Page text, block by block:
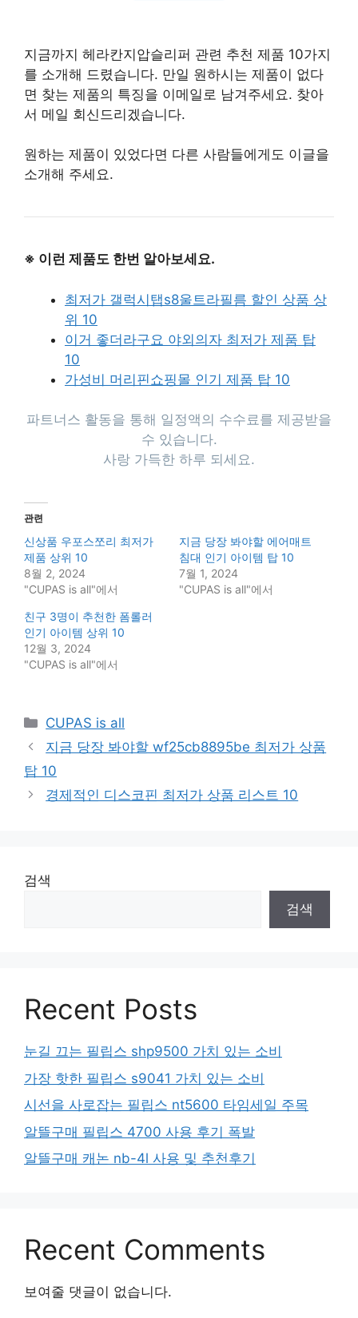
지금까지 헤라칸지압슬리퍼 관련 추천 제품 10가지
를 소개해 드렸습니다. 만일 원하시는 제품이 없다
면 찾는 제품의 특징을 이메일로 남겨주세요. 찾아
서 메일 회신드리겠습니다.
원하는 제품이 있었다면 다른 사람들에게도 이글을
소개해 주세요.
※ 이런 제품도 한번 알아보세요.
최저가 갤럭시탭s8울트라필름 할인 상품 상
위 10
이거 좋더라구요 야외의자 최저가 제품 탑
10
가성비 머리핀쇼핑몰 인기 제품 탑 10
파트너스 활동을 통해 일정액의 수수료를 제공받을
수 있습니다.
사랑 가득한 하루 되세요.
관련
신상품 우포스쪼리 최저가
제품 상위 10
8월 2, 2024
"CUPAS is all"에서
지금 당장 봐야할 에어매트
침대 인기 아이템 탑 10
7월 1, 2024
"CUPAS is all"에서
친구 3명이 추천한 폼롤러
인기 아이템 상위 10
12월 3, 2024
"CUPAS is all"에서
Categories
CUPAS is all
지금 당장 봐야할 wf25cb8895be 최저가 상품
탑 10
경제적인 디스코핀 최저가 상품 리스트 10
검색
검색
Recent Posts
눈길 끄는 필립스 shp9500 가치 있는 소비
가장 핫한 필립스 s9041 가치 있는 소비
시선을 사로잡는 필립스 nt5600 타임세일 주목
알뜰구매 필립스 4700 사용 후기 폭발
알뜰구매 캐논 nb-4l 사용 및 추천후기
Recent Comments
보여줄 댓글이 없습니다.